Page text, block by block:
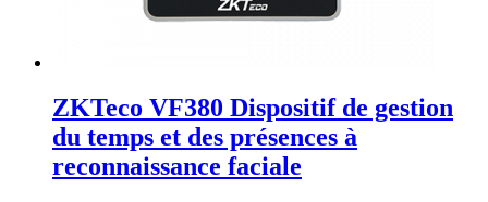
ZKTeco VF380 Dispositif de gestion
du temps et des présences à
reconnaissance faciale